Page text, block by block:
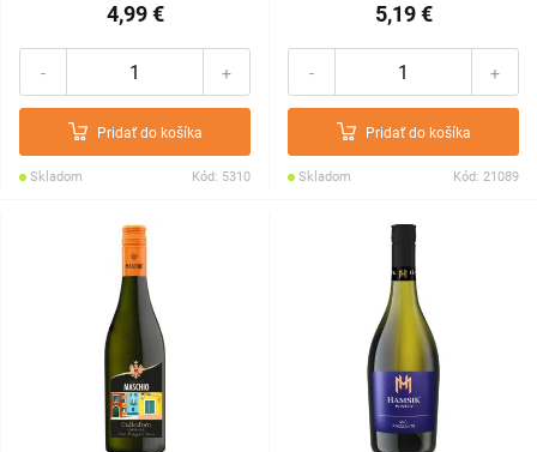
4,99 €
- +
Pridať do košíka
Skladom Kód: 5310
5,19 €
- +
Pridať do košíka
Skladom Kód: 21089